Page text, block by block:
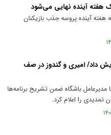
هفته آینده نهایی می‌شود
هفته آینده پروسه جذب بازیکنان
داد/ امیری و گندوز در صف
باشگاه ضمن تشریح برنامه‌ها
تمدیدی را اعلام کرد.